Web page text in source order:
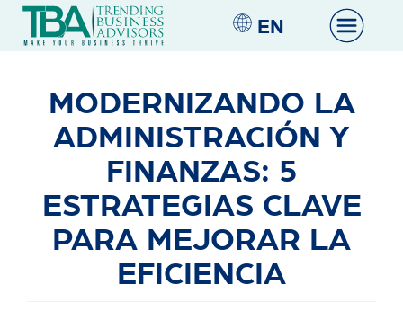
EN
MODERNIZANDO LA
ADMINISTRACIÓN Y
FINANZAS: 5
ESTRATEGIAS CLAVE
PARA MEJORAR LA
EFICIENCIA